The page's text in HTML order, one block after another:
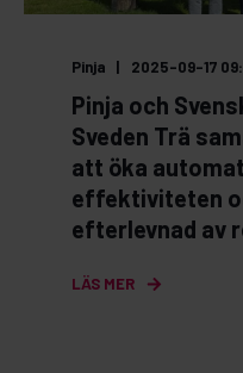
Pinja 2025-09-17
Pinja och
Sveden Trä
att öka
effektiviteten
efterlevnad av
LÄS MER